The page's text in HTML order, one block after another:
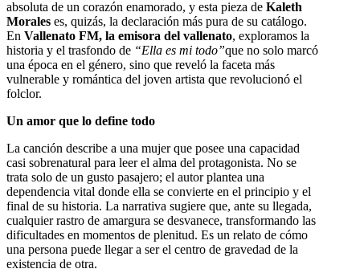
absoluta de un corazón enamorado, y esta pieza de Kaleth
Morales es, quizás, la declaración más pura de su catálogo.
En Vallenato FM, la emisora del vallenato, exploramos la
historia y el trasfondo de “Ella es mi todo”que no solo marcó
una época en el género, sino que reveló la faceta más
vulnerable y romántica del joven artista que revolucionó el
folclor.
Un amor que lo define todo
La canción describe a una mujer que posee una capacidad
casi sobrenatural para leer el alma del protagonista. No se
trata solo de un gusto pasajero; el autor plantea una
dependencia vital donde ella se convierte en el principio y el
final de su historia. La narrativa sugiere que, ante su llegada,
cualquier rastro de amargura se desvanece, transformando las
dificultades en momentos de plenitud. Es un relato de cómo
una persona puede llegar a ser el centro de gravedad de la
existencia de otra.